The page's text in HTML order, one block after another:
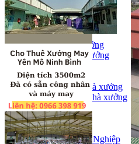
Đăng tin bán/cho thuê
Trang chủ
Bán kho, nhà xưởng
Bán kho xưởng
Kho
Mặt bằng
Cho thuê kho, nhà xưởng
Cho thuê nhà xưởng
Kho
Mặt bằng
Tin tức
Khu Công Nghiệp